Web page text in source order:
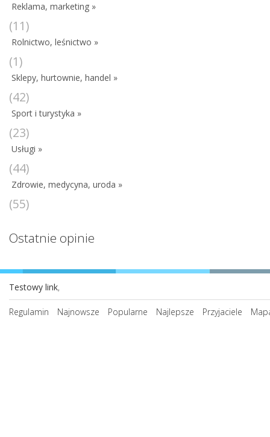
Reklama, marketing »
(11)
Rolnictwo, leśnictwo »
(1)
Sklepy, hurtownie, handel »
(42)
Sport i turystyka »
(23)
Usługi »
(44)
Zdrowie, medycyna, uroda »
(55)
Ostatnie opinie
Testowy link,
Regulamin Najnowsze Popularne Najlepsze Przyjaciele